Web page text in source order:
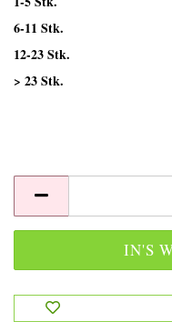
6-11 Stk.
12-23 Stk.
> 23 Stk.